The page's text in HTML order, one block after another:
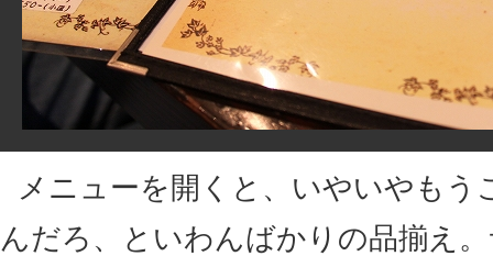
メニューを開くと、いやいやもう
んだろ、といわんばかりの品揃え